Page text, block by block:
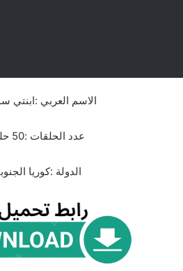
الاسم العربي :ابنتي
عدد الحلقات :50 حلقة
الدولة :كوريا